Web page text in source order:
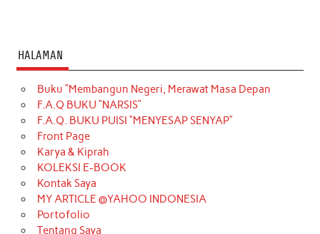
HALAMAN
Buku “Membangun Negeri, Merawat Masa Depan
F.A.Q BUKU “NARSIS”
F.A.Q. BUKU PUISI “MENYESAP SENYAP”
Front Page
Karya & Kiprah
KOLEKSI E-BOOK
Kontak Saya
MY ARTICLE @YAHOO INDONESIA
Portofolio
Tentang Saya